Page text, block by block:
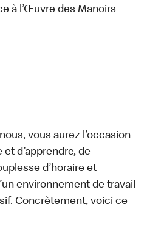
à l’Œuvre des Manoirs
vous aurez l’occasion
d’apprendre, de
d’horaire et
environnement de travail
Concrètement, voici ce